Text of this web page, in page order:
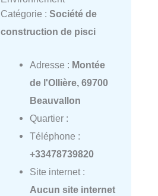
Catégorie : Société de
construction de pisci
Adresse : Montée
de l'Ollière, 69700
Beauvallon
Quartier :
Téléphone :
+33478739820
Site internet :
Aucun site internet